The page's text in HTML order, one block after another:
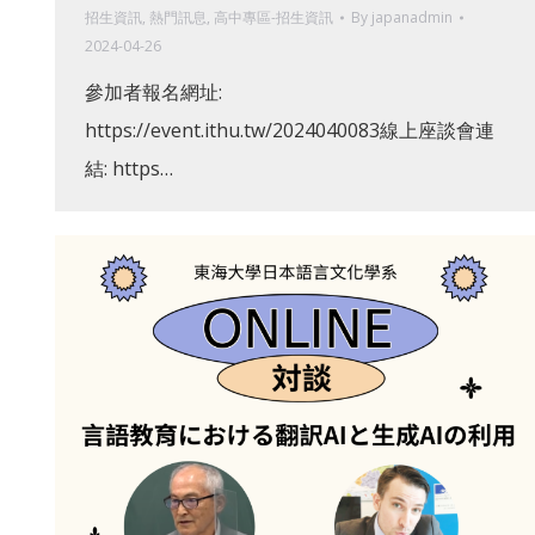
招生資訊, 熱門訊息, 高中專區-招生資訊 By japanadmin
2024-04-26
參加者報名網址:
https://event.ithu.tw/2024040083線上座談會連
結: https…